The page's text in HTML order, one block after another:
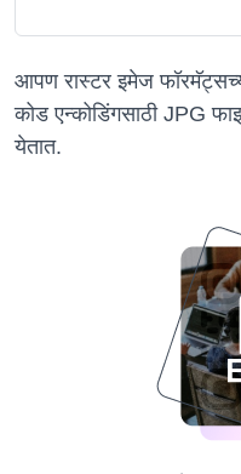
आपण रास्टर इमेज
कोड एन्कोडिंगसाठी JPG
येतात.